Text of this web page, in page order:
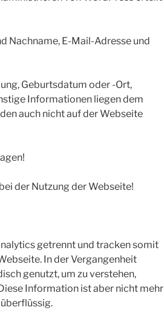
Nachname, E-Mail-Adresse und
Geburtsdatum oder -Ort,
Informationen liegen dem
auch nicht auf der Webseite
der Nutzung der Webseite!
getrennt und tracken somit
In der Vergangenheit
genutzt, um zu verstehen,
Information ist aber nicht mehr